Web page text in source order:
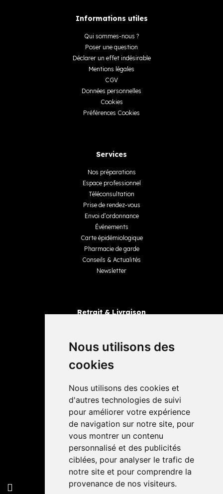
Nous utilisons des
cookies
Nous utilisons des cookies et
d'autres technologies de suivi
pour améliorer votre expérience
de navigation sur notre site, pour
vous montrer un contenu
personnalisé et des publicités
ciblées, pour analyser le trafic de
notre site et pour comprendre la
provenance de nos visiteurs.
Informations utiles
Qui sommes-nous ?
Poser une question
Déclarer un effet indésirable
Mentions légales
CGV
Données personnelles
Cookies
Préférences Cookies
Services
Nos préparations
Espace professionnel
Téléconsultation
Prise de rendez-vous
Envoi d’ordonnance
Événements
Carte épidémiologique
Pharmacie de garde
Conseils & Actualités
Newsletter
Retrait & Livraison
Livraisons
4,4 / 5 65 avis